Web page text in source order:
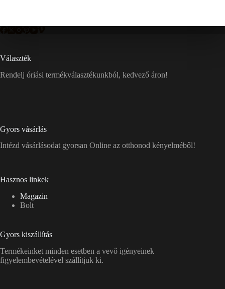
Választék
Rendelj óriási termékválasztékunkból, kedvező áron!
Gyors vásárlás
Intézd vásárlásodat gyorsan Online az otthonod kényelméből!
Hasznos linkek
Magazin
Bolt
Gyors kiszállítás
Termékeinket minden esetben a vevő igényeinek
figyelembevételével szállítjuk ki.